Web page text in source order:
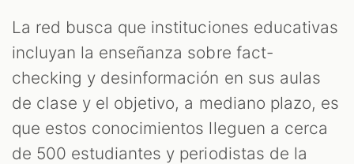
La red busca que instituciones educativas
incluyan la enseñanza sobre fact-
checking y desinformación en sus aulas
de clase y el objetivo, a mediano plazo, es
que estos conocimientos lleguen a cerca
de 500 estudiantes y periodistas de la